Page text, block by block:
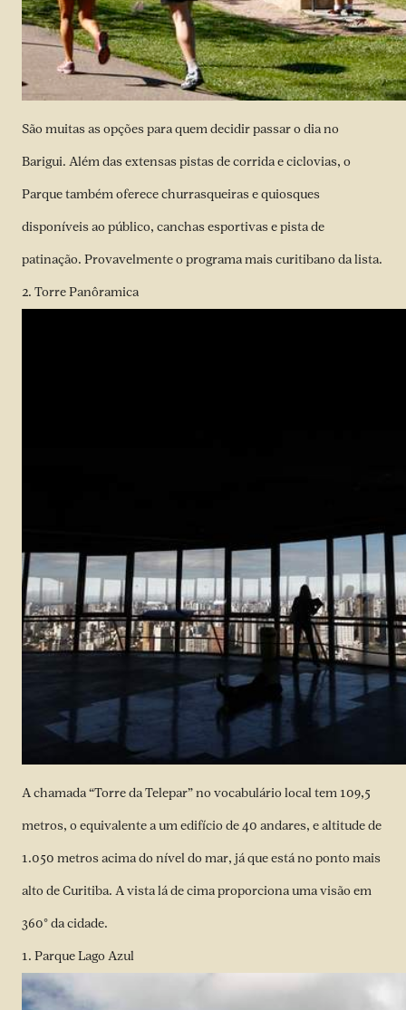
São muitas as opções para quem decidir passar o dia no
Barigui. Além das extensas pistas de corrida e ciclovias, o
Parque também oferece churrasqueiras e quiosques
disponíveis ao público, canchas esportivas e pista de
patinação. Provavelmente o programa mais curitibano da lista.
2. Torre Panôramica
A chamada “Torre da Telepar” no vocabulário local tem 109,5
metros, o equivalente a um edifício de 40 andares, e altitude de
1.050 metros acima do nível do mar, já que está no ponto mais
alto de Curitiba. A vista lá de cima proporciona uma visão em
360° da cidade.
1. Parque Lago Azul